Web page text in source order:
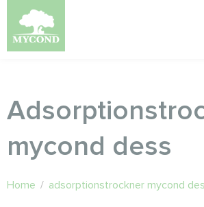
mycond dess
Home / adsorptionstrockner mycond